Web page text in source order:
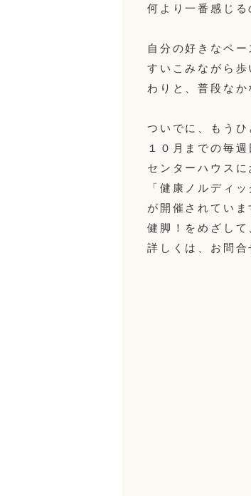
何より一番感じる
自分の好きなペ
すいこみながら歩
わりと、普段なか
ついでに、もうひ
１０月までの毎週
センターハウスに
「健康ノルディ
が開催されていま
健脚！をめざして
詳しくは、お問合